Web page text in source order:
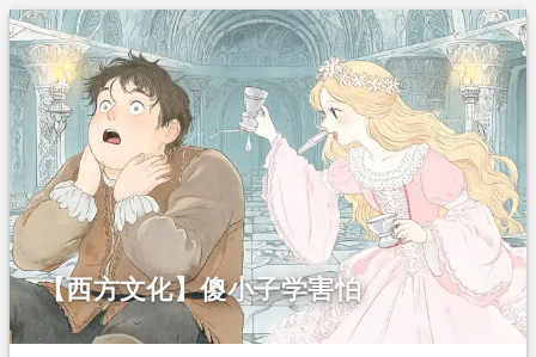
1.摘要
2.正文
【西方文化】傻小子学害怕